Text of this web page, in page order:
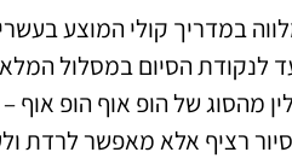
במדריך קולי המוצע
לנקודת הסיום במסלול
מהסוג של הופ אוף הופ אוף
רציף אלא מאפשר לרדת